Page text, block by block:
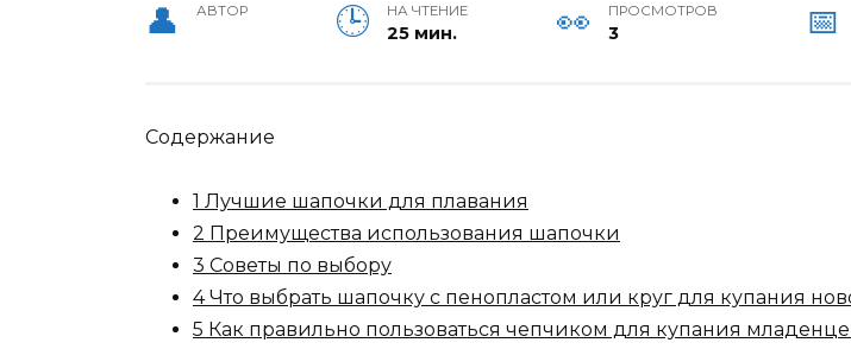
АВТОР НА ЧТЕНИЕ
25 мин.
ПРОСМОТРОВ
3
Содержание
1 Лучшие шапочки для плавания
2 Преимущества использования шапочки
3 Советы по выбору
4 Что выбрать шапочку с пенопластом или круг для купания
5 Как правильно пользоваться чепчиком для купания